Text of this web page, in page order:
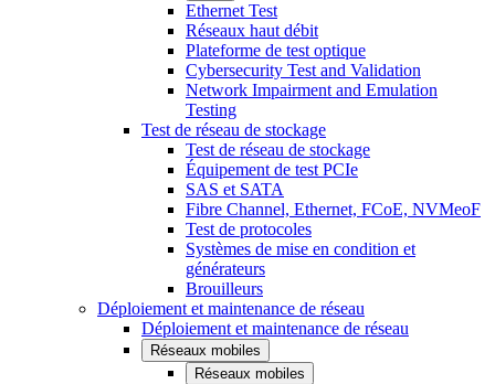
Ethernet Test
Réseaux haut débit
Plateforme de test optique
Cybersecurity Test and Validation
Network Impairment and Emulation
Testing
Test de réseau de stockage
Test de réseau de stockage
Équipement de test PCIe
SAS et SATA
Fibre Channel, Ethernet, FCoE, NVMeoF
Test de protocoles
Systèmes de mise en condition et
générateurs
Brouilleurs
Déploiement et maintenance de réseau
Déploiement et maintenance de réseau
Réseaux mobiles
Réseaux mobiles